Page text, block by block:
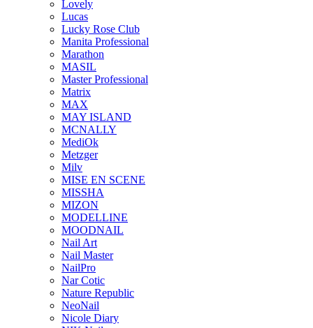
Lovely
Lucas
Lucky Rose Club
Manita Professional
Marathon
MASIL
Master Professional
Matrix
MAX
MAY ISLAND
MCNALLY
MediOk
Metzger
Milv
MISE EN SCENE
MISSHA
MIZON
MODELLINE
MOODNAIL
Nail Art
Nail Master
NailPro
Nar Cotic
Nature Republic
NeoNail
Nicole Diary